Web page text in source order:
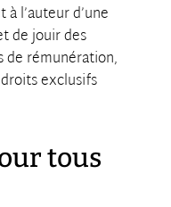
l’auteur d’une
de jouir des
de rémunération,
exclusifs
tous